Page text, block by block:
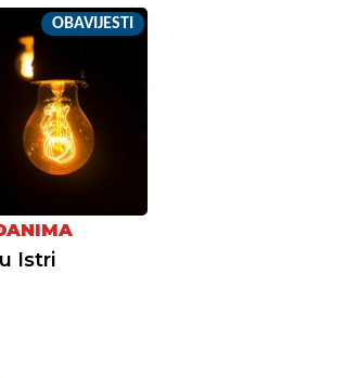
OBAVIJESTI
Istri